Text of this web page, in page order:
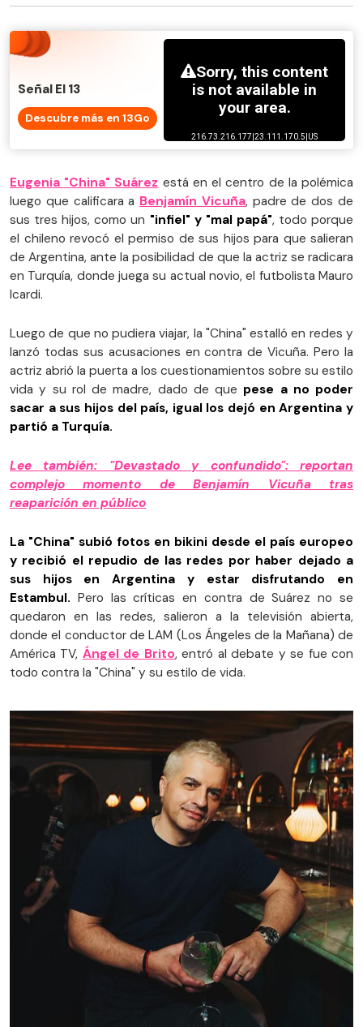
Señal El 13
Descubre más en 13Go
Eugenia "China" Suárez está en el centro de la polémica
luego que calificara a Benjamín Vicuña, padre de dos de
sus tres hijos, como un "infiel" y "mal papá", todo porque
el chileno revocó el permiso de sus hijos para que salieran
de Argentina, ante la posibilidad de que la actriz se radicara
en Turquía, donde juega su actual novio, el futbolista Mauro
Icardi.
Luego de que no pudiera viajar, la "China" estalló en redes y
lanzó todas sus acusaciones en contra de Vicuña. Pero la
actriz abrió la puerta a los cuestionamientos sobre su estilo
vida y su rol de madre, dado de que pese a no poder
sacar a sus hijos del país, igual los dejó en Argentina y
partió a Turquía.
Lee también: "Devastado y confundido": reportan
complejo momento de Benjamín Vicuña tras
reaparición en público
La "China" subió fotos en bikini desde el país europeo
y recibió el repudio de las redes por haber dejado a
sus hijos en Argentina y estar disfrutando en
Estambul. Pero las críticas en contra de Suárez no se
quedaron en las redes, salieron a la televisión abierta,
donde el conductor de LAM (Los Ángeles de la Mañana) de
América TV, Ángel de Brito, entró al debate y se fue con
todo contra la "China" y su estilo de vida.